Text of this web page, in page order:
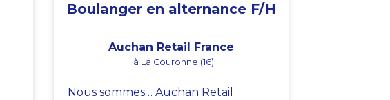
Boulanger en alternance F/H
Auchan Retail France
à La Couronne (16)
Nous sommes… Auchan Retail